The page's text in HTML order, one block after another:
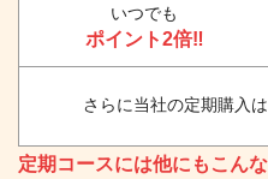
いつでも
ポイント2倍‼
さらに当社の定期購入
定期コースには他にもこん